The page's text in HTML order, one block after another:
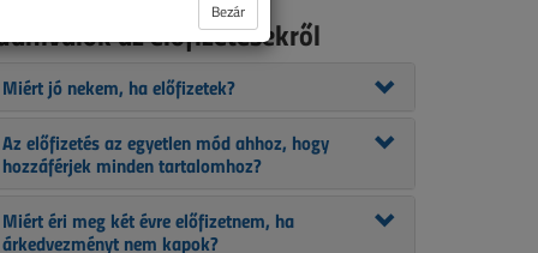
az előfizetésekről
Miért jó nekem, ha előfizetek?
Az előfizetés az egyetlen mód ahhoz, hogy
hozzáférjek minden tartalomhoz?
Miért éri meg két évre előfizetnem, ha
árkedvezményt nem kapok?
Bezár